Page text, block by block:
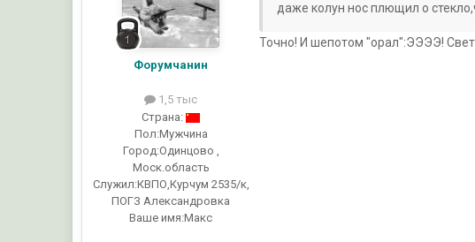
Форумчанин
1,5 тыс
Страна:
Пол:Мужчина
Город:Одинцово ,
Моск.область
Служил:КВПО,Курчум 2535/к,
ПОГЗ Александровка
Ваше имя:Макс
даже колун нос плющил о
Точно! И шепотом "орал":ЭЭЭЭ!